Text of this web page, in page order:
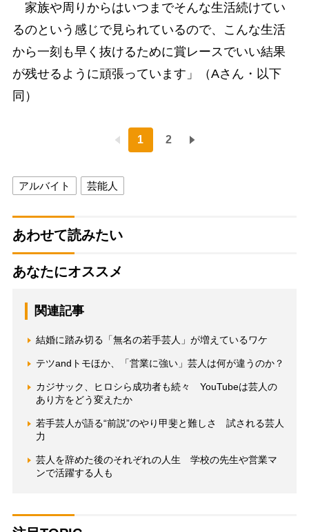
家族や周りからはいつまでそんな生活続けてい
るのという感じで見られているので、こんな生活
から一刻も早く抜けるために賞レースでいい結果
が残せるように頑張っています」（Aさん・以下
同）
1 2
アルバイト 芸能人
あわせて読みたい
あなたにオススメ
関連記事
結婚に踏み切る「無名の若手芸人」が増えているワケ
テツandトモほか、「営業に強い」芸人は何が違うのか？
カジサック、ヒロシら成功者も続々 YouTubeは芸人の
あり方をどう変えたか
若手芸人が語る“前説”のやり甲斐と難しさ 試される芸人
力
芸人を辞めた後のそれぞれの人生 学校の先生や営業マ
ンで活躍する人も